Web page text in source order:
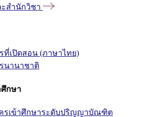
สำนักวิชา
ที่เปิดสอน (ภาษาไทย)
นานาชาติ
ศึกษา
รเข้าศึกษาระดับปริญญาบัณฑิต